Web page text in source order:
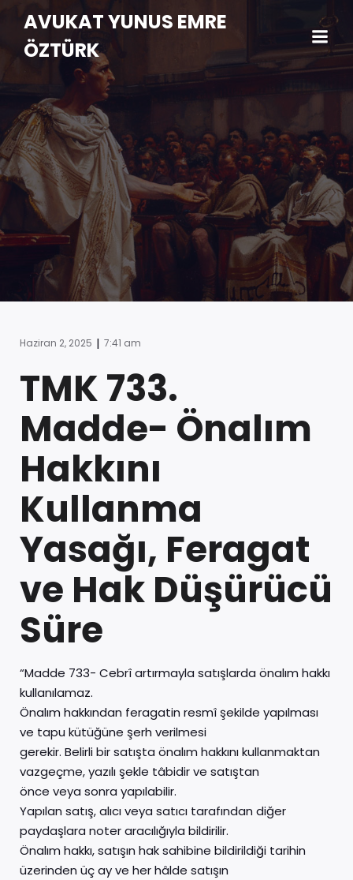
AVUKAT YUNUS EMRE
ÖZTÜRK
Haziran 2, 2025 | 7:41 am
TMK 733.
Madde- Önalım
Hakkını
Kullanma
Yasağı, Feragat
ve Hak Düşürücü
Süre
“Madde 733- Cebrî artırmayla satışlarda önalım hakkı
kullanılamaz.
Önalım hakkından feragatin resmî şekilde yapılması
ve tapu kütüğüne şerh verilmesi
gerekir. Belirli bir satışta önalım hakkını kullanmaktan
vazgeçme, yazılı şekle tâbidir ve satıştan
önce veya sonra yapılabilir.
Yapılan satış, alıcı veya satıcı tarafından diğer
paydaşlara noter aracılığıyla bildirilir.
Önalım hakkı, satışın hak sahibine bildirildiği tarihin
üzerinden üç ay ve her hâlde satışın